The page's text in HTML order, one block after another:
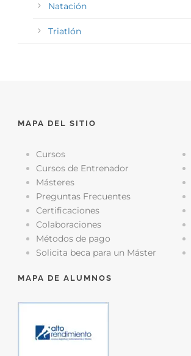
Natación
Triatlón
MAPA DEL SITIO
Cursos
Cursos de Entrenador
Másteres
Preguntas Frecuentes
Certificaciones
Colaboraciones
Métodos de pago
Solicita beca para un Máster
MAPA DE ALUMNOS